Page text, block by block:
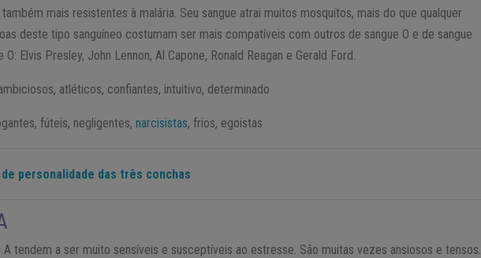
mais resistentes à malária. Seu sangue atrai muitos mosquitos, mais do que qualquer
deste tipo sanguíneo costumam ser mais compatíveis com outros de sangue O e de sangue
Elvis Presley, John Lennon, Al Capone, Ronald Reagan e Gerald Ford.
atléticos, confiantes, intuitivo, determinado
fúteis, negligentes,narcisistas, frios, egoistas
personalidade das três conchas
tendem a ser muito sensíveis e susceptíveis ao estresse. São muitas vezes ansiosos e tensos.